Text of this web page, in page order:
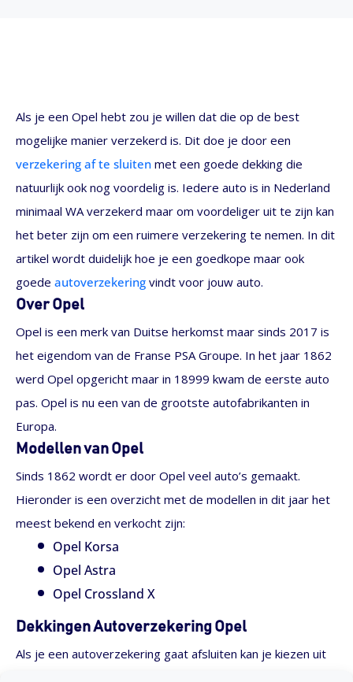
Als je een Opel hebt zou je willen dat die op de best
mogelijke manier verzekerd is. Dit doe je door een
verzekering af te sluiten met een goede dekking die
natuurlijk ook nog voordelig is. Iedere auto is in Nederland
minimaal WA verzekerd maar om voordeliger uit te zijn kan
het beter zijn om een ruimere verzekering te nemen. In dit
artikel wordt duidelijk hoe je een goedkope maar ook
goede autoverzekering vindt voor jouw auto.
Over Opel
Opel is een merk van Duitse herkomst maar sinds 2017 is
het eigendom van de Franse PSA Groupe. In het jaar 1862
werd Opel opgericht maar in 18999 kwam de eerste auto
pas. Opel is nu een van de grootste autofabrikanten in
Europa.
Modellen van Opel
Sinds 1862 wordt er door Opel veel auto’s gemaakt.
Hieronder is een overzicht met de modellen in dit jaar het
meest bekend en verkocht zijn:
Opel Korsa
Opel Astra
Opel Crossland X
Dekkingen Autoverzekering Opel
Als je een autoverzekering gaat afsluiten kan je kiezen uit